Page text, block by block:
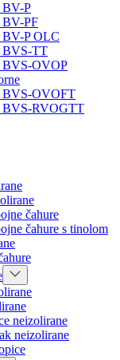
BV-P
BV-PF
BV-P OLC
BVS-TT
BVS-OVOP
BVS-OVOFT
BVS-RVOGTT
čahure
čahure s tinolom
neizolirane
neizolirane